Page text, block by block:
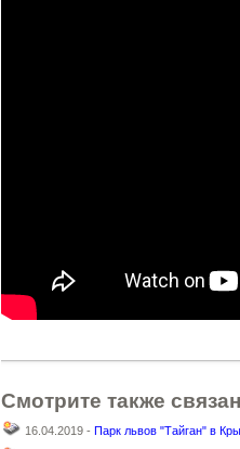
Смотрите также
16.04.2019 - Парк львов "Тайган" в